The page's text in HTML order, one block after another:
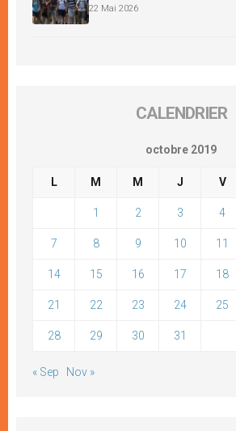
22 Mai 2026
CALENDRIER
octobre 2019
L M M J V
1 2 3 4
7 8 9 10 11
14 15 16 17 18
21 22 23 24 25
28 29 30 31
« Sep Nov »